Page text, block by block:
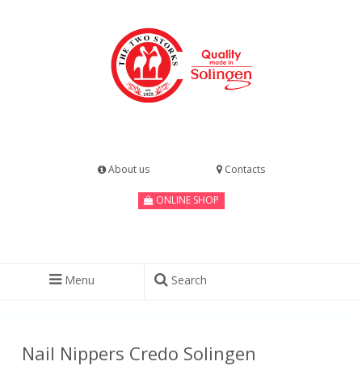
About us Contacts
ONLINE SHOP
Menu Search
Nail Nippers Credo Solingen